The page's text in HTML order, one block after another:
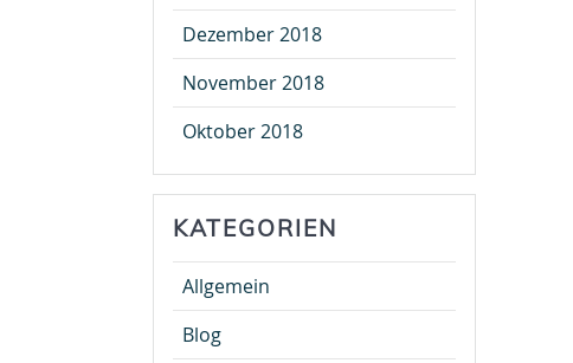
Dezember 2018
November 2018
Oktober 2018
KATEGORIEN
Allgemein
Blog